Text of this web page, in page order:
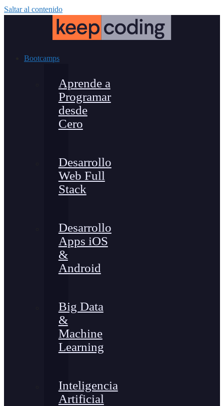
Saltar al contenido
Bootcamps
Aprende a
Programar
desde
Cero
Desarrollo
Web Full
Stack
Desarrollo
Apps iOS
&
Android
Big Data
&
Machine
Learning
Inteligencia
Artificial